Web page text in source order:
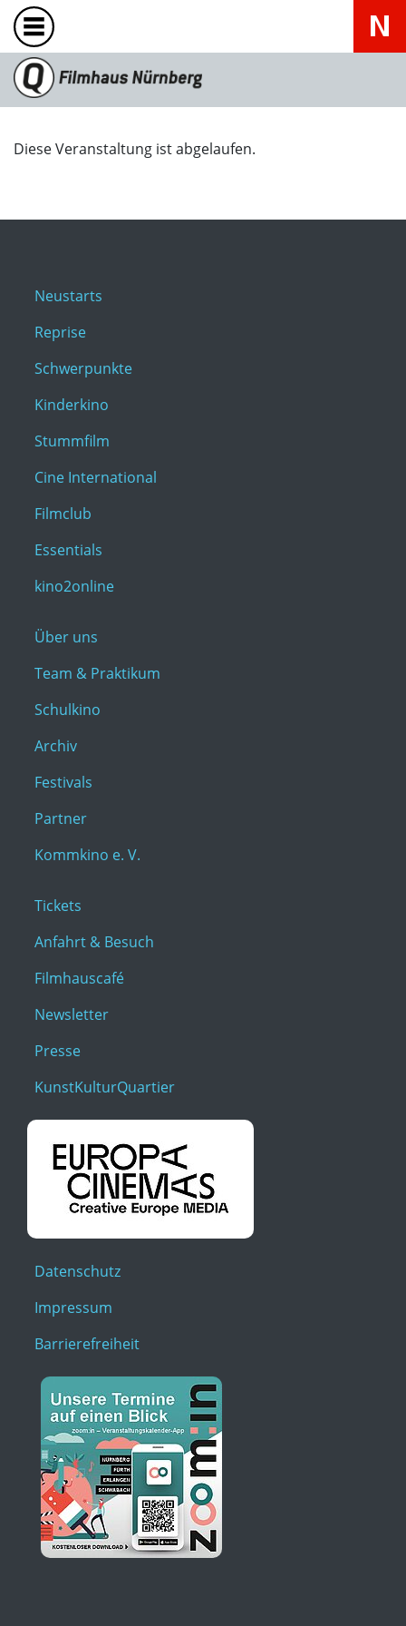
Diese Veranstaltung ist abgelaufen.
Neustarts
Reprise
Schwerpunkte
Kinderkino
Stummfilm
Cine International
Filmclub
Essentials
kino2online
Über uns
Team & Praktikum
Schulkino
Archiv
Festivals
Partner
Kommkino e. V.
Tickets
Anfahrt & Besuch
Filmhauscafé
Newsletter
Presse
KunstKulturQuartier
Datenschutz
Impressum
Barrierefreiheit